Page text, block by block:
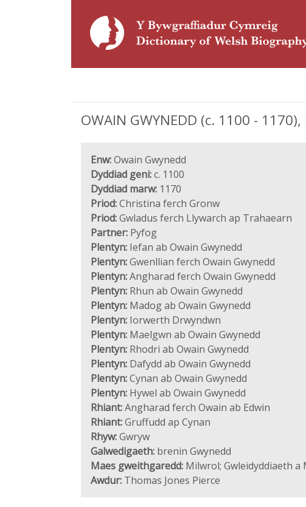
OWAIN GWYNEDD (c. 1100 -
Enw:Owain Gwynedd
Dyddiad geni:c. 1100
Dyddiad marw: 1170
Priod:Christina ferch Gronw
Priod:Gwladus ferch Llywarch ap Trahaearn
Partner: Pyfog
Plentyn: Iefan ab Owain Gwynedd
Plentyn:Gwenllian ferch Owain Gwynedd
Plentyn:Angharad ferch Owain Gwynedd
Plentyn: Rhun ab Owain Gwynedd
Plentyn: Madog ab Owain Gwynedd
Plentyn: Iorwerth Drwyndwn
Plentyn: Maelgwn ab Owain Gwynedd
Plentyn: Rhodri ab Owain Gwynedd
Plentyn: Dafydd ab Owain Gwynedd
Plentyn:Cynan ab Owain Gwynedd
Plentyn: Hywel ab Owain Gwynedd
Rhiant:Angharad ferch Owain ab Edwin
Rhiant:Gruffudd ap Cynan
Rhyw:Gwryw
Galwedigaeth: brenin Gwynedd
Maes gweithgaredd: Milwrol; Gwleidyddiaeth
Awdur: Thomas Jones Pierce